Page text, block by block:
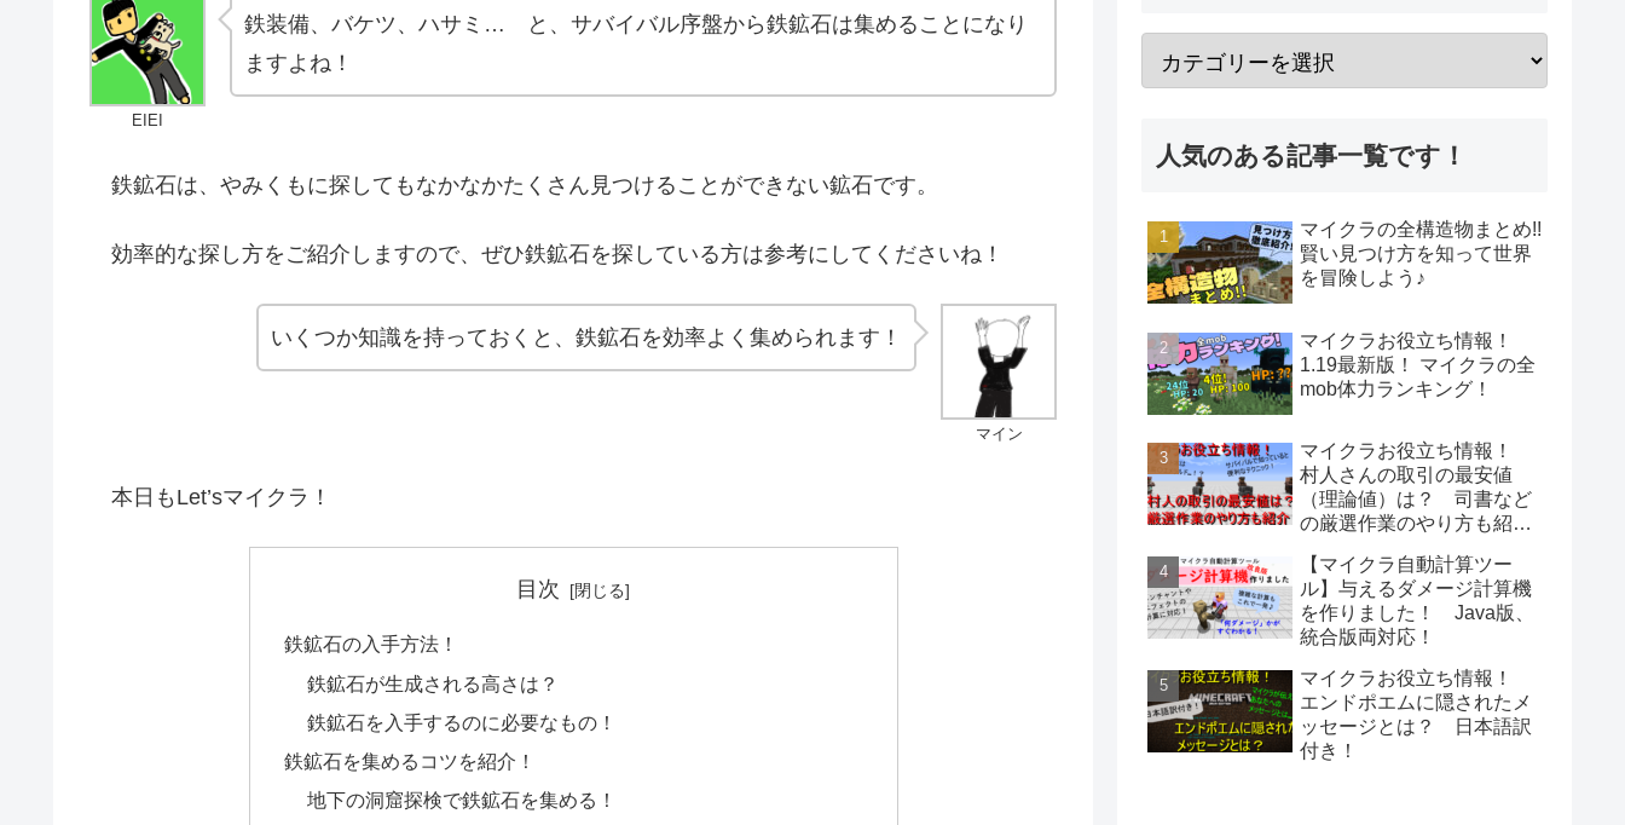
EIEI
鉄装備、バケツ、ハサミ… と、サバイバル序盤から鉄鉱石は集めることになり
ますよね！
鉄鉱石は、やみくもに探してもなかなかたくさん見つけることができない鉱石です。
効率的な探し方をご紹介しますので、ぜひ鉄鉱石を探している方は参考にしてくださいね！
マイン
いくつか知識を持っておくと、鉄鉱石を効率よく集められます！
本日もLet’sマイクラ！
目次
鉄鉱石の入手方法！
鉄鉱石が生成される高さは？
鉄鉱石を入手するのに必要なもの！
鉄鉱石を集めるコツを紹介！
地下の洞窟探検で鉄鉱石を集める！
人気のある記事一覧です！
マイクラの全構造物まとめ!!
賢い見つけ方を知って世界
を冒険しよう♪
マイクラお役立ち情報！
1.19最新版！ マイクラの全
mob体力ランキング！
マイクラお役立ち情報！
村人さんの取引の最安値
（理論値）は？ 司書など
の厳選作業のやり方も紹
【マイクラ自動計算ツー
ル】与えるダメージ計算機
を作りました！ Java版、
統合版両対応！
マイクラお役立ち情報！
エンドポエムに隠されたメ
ッセージとは？ 日本語訳
付き！